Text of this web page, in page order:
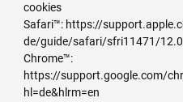
cookies
Safari™: https://
de/guide/safari/sfri11471/
Chrome™:
https://support.google.com/
hl=de&hlrm=en